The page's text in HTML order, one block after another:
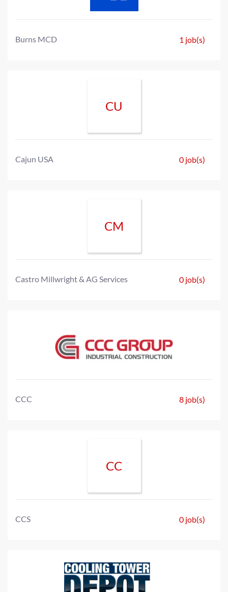
Burns MCD 1 job(s)
CU
Cajun USA 0 job(s)
CM
Castro Millwright & AG Services 0 job(s)
CCC 8 job(s)
CC
CCS 0 job(s)